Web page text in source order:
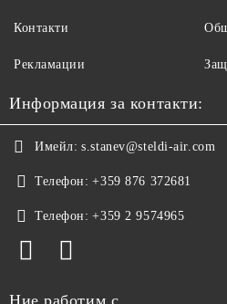
Контакти
Рекламации
Информация за контакти:
Имейл: s.stanev@steldi-air.com
Телефон: +359 876 372681
Телефон: +359 2 9574965